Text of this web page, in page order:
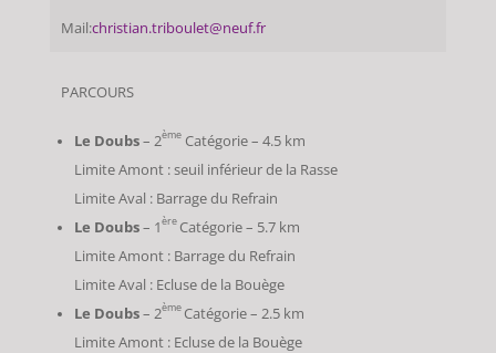
Mail:christian.triboulet@neuf.fr
PARCOURS
Le Doubs– 2ème Catégorie – 4.5 km
Limite Amont : seuil inférieur de la Rasse
Limite Aval : Barrage du Refrain
Le Doubs– 1ère Catégorie – 5.7 km
Limite Amont : Barrage du Refrain
Limite Aval : Ecluse de la Bouège
Le Doubs– 2ème Catégorie – 2.5 km
Limite Amont : Ecluse de la Bouège